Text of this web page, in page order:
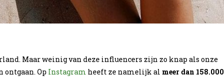
Maar weinig van deze influencers zijn zo knap als onze
ontgaan. Op Instagram heeft ze namelijk al meer dan 158.000